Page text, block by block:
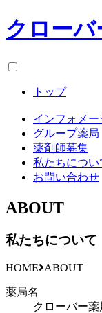
クローバ
トップ
インフォメー
グループ薬局
薬剤師募集
私たちについ
お問い合わせ
ABOUT
私たちについて
HOME ABOUT
薬局名
クローバー薬